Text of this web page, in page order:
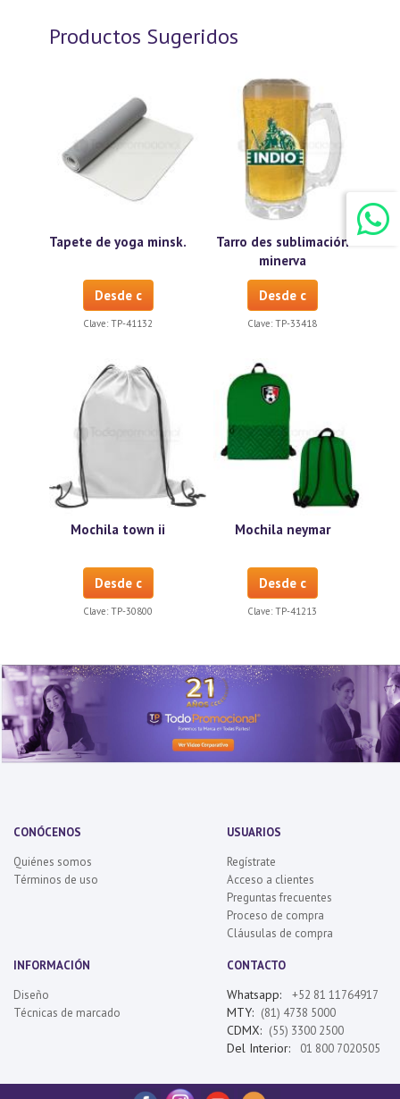
Productos Sugeridos
Tapete de yoga minsk.
Desde c
Clave: TP-41132
Tarro des sublimación
minerva
Desde c
Clave: TP-33418
Mochila town ii
Desde c
Clave: TP-30800
Mochila neymar
Desde c
Clave: TP-41213
CONÓCENOS
Quiénes somos
Términos de uso
USUARIOS
Regístrate
Acceso a clientes
Preguntas frecuentes
Proceso de compra
Cláusulas de compra
INFORMACIÓN
Diseño
Técnicas de marcado
CONTACTO
Whatsapp: +52 81 11764917
MTY: (81) 4738 5000
CDMX: (55) 3300 2500
Del Interior: 01 800 7020505